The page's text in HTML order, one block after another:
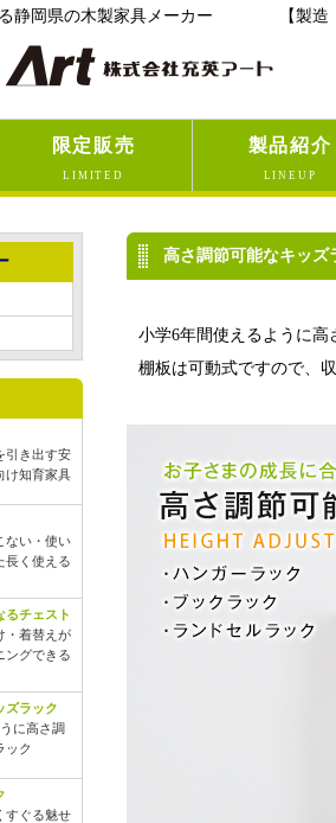
の木製家具メーカー 【製造・輸入
限定販売
LIMITED
製品紹介
LINEUP
高さ調節可能なキッズ
小学6年間使えるように高
棚板は可動式ですので、
引き出す安
け知育家具
ない・使い
長く使える
るチェスト
・着替えが
ングできる
ズラック
に高さ調
ック
すぐる魅せ